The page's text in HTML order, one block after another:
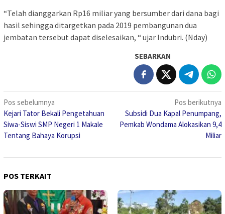
“Telah dianggarkan Rp16 miliar yang bersumber dari dana bagi
hasil sehingga ditargetkan pada 2019 pembangunan dua
jembatan tersebut dapat diselesaikan, “ ujar Indubri. (Nday)
SEBARKAN
Navigasi
pos
Pos sebelumnya
Kejari Tator Bekali Pengetahuan
Siwa-Siswi SMP Negeri 1 Makale
Tentang Bahaya Korupsi
Pos berikutnya
Subsidi Dua Kapal Penumpang,
Pemkab Wondama Alokasikan 9,4
Miliar
POS TERKAIT